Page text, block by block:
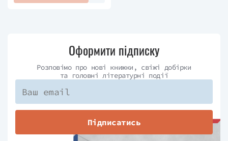
У 2024 році був виданий другий роман авторки —
«Celestial Light».
Оформити підписку
Розповімо про нові книжки, свіжі добірки
та головні літературні події
Підписатись